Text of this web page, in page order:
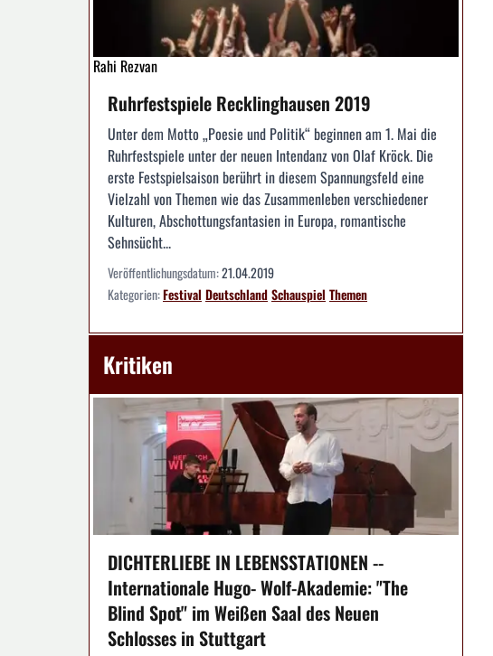
Rahi Rezvan
Ruhrfestspiele Recklinghausen 2019
Unter dem Motto „Poesie und Politik“ beginnen am 1. Mai die
Ruhrfestspiele unter der neuen Intendanz von Olaf Kröck. Die
erste Festspielsaison berührt in diesem Spannungsfeld eine
Vielzahl von Themen wie das Zusammenleben verschiedener
Kulturen, Abschottungsfantasien in Europa, romantische
Sehnsücht...
Veröffentlichungsdatum:21.04.2019
Kategorien:Festival DeutschlandSchauspiel Themen
Kritiken
DICHTERLIEBE IN LEBENSSTATIONEN --
Internationale Hugo- Wolf-Akademie: "The
Blind Spot" im Weißen Saal des Neuen
Schlosses in Stuttgart